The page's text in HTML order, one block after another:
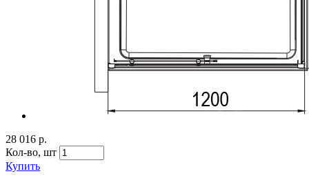
28 016 р.
Кол-во, шт
Купить